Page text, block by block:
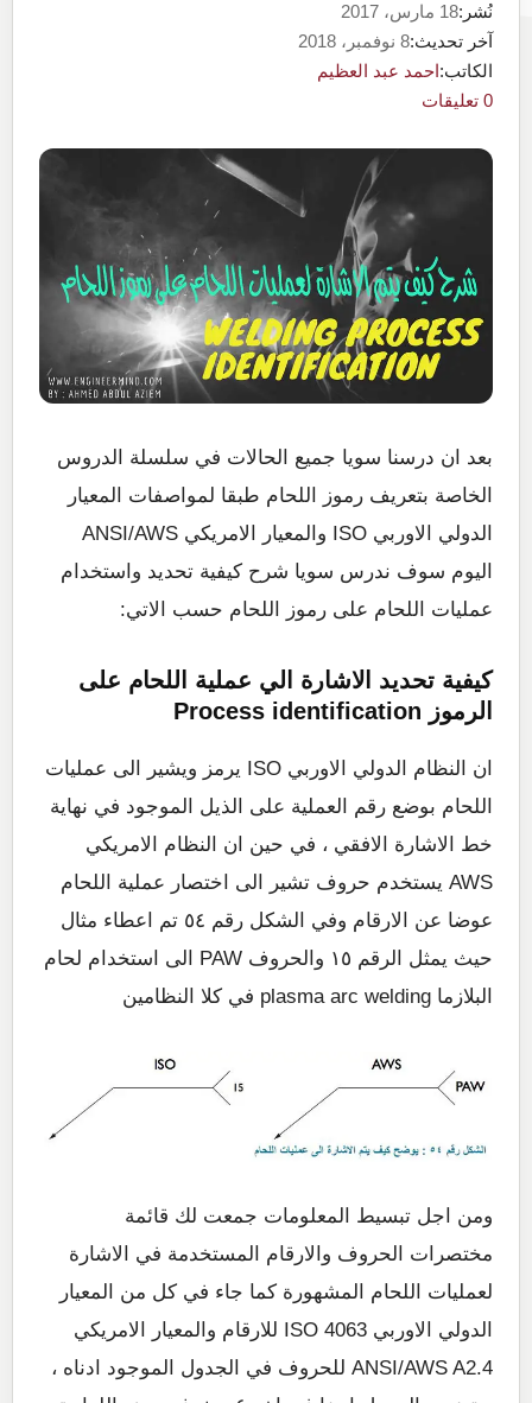
نُشر:18 مارس، 2017
آخر تحديث:8 نوفمبر، 2018
الكاتب:احمد عبد العظيم
0 تعليقات
بعد ان درسنا سويا جميع الحالات في سلسلة الدروس
الخاصة بتعريف رموز اللحام طبقا لمواصفات المعيار
الدولي الاوربي ISO والمعيار الامريكي ANSI/AWS
اليوم سوف ندرس سويا شرح كيفية تحديد واستخدام
عمليات اللحام على رموز اللحام حسب الاتي:
كيفية تحديد الاشارة الي عملية اللحام على
الرموز Process identification
ان النظام الدولي الاوربي ISO يرمز ويشير الى عمليات
اللحام بوضع رقم العملية على الذيل الموجود في نهاية
خط الاشارة الافقي ، في حين ان النظام الامريكي
AWS يستخدم حروف تشير الى اختصار عملية اللحام
عوضا عن الارقام وفي الشكل رقم ٥٤ تم اعطاء مثال
حيث يمثل الرقم ١٥ والحروف PAW الى استخدام لحام
البلازما plasma arc welding في كلا النظامين
ومن اجل تبسيط المعلومات جمعت لك قائمة
مختصرات الحروف والارقام المستخدمة في الاشارة
لعمليات اللحام المشهورة كما جاء في كل من المعيار
الدولي الاوربي ISO 4063 للارقام والمعيار الامريكي
ANSI/AWS A2.4 للحروف في الجدول الموجود ادناه ،